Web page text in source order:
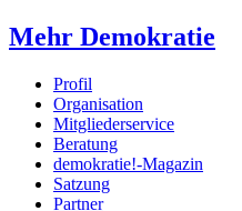
Mehr Demokratie
Profil
Organisation
Mitgliederservice
Beratung
demokratie!-Magazin
Satzung
Partner